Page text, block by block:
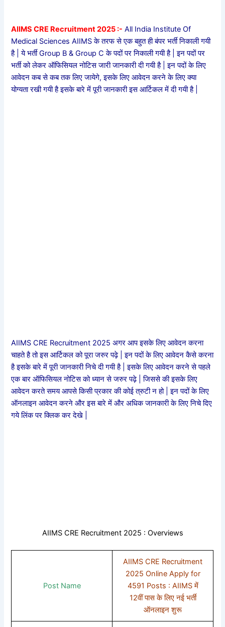
AIIMS CRE Recruitment 2025 :- All India Institute Of
Medical Sciences AIIMS के तरफ से एक बहुत ही बंपर भर्ती निकाली गयी
है | ये भर्ती Group B & Group C के पदों पर निकाली गयी है | इन पदों पर
भर्ती को लेकर ऑफिसियल नोटिस जारी जानकारी दी गयी है | इन पदों के लिए
आवेदन कब से कब तक लिए जायेगे, इसके लिए आवेदन करने के लिए क्या
योग्यता रखी गयी है इसके बारे में पूरी जानकारी इस आर्टिकल में दी गयी है |
AIIMS CRE Recruitment 2025 अगर आप इसके लिए आवेदन करना
चाहते है तो इस आर्टिकल को पूरा जरुर पढ़े | इन पदों के लिए आवेदन कैसे करना
है इसके बारे में पूरी जानकारी निचे दी गयी है | इसके लिए आवेदन करने से पहले
एक बार ऑफिसियल नोटिस को ध्यान से जरुर पढ़े | जिससे की इसके लिए
आवेदन करते समय आपसे किसी प्रकार की कोई त्रुटी न हो | इन पदों के लिए
ऑनलाइन आवेदन करने और इस बारे में और अधिक जानकारी के लिए निचे दिए
गये लिंक पर क्लिक कर देखे |
AIIMS CRE Recruitment 2025 : Overviews
Post Name
AIIMS CRE Recruitment
2025 Online Apply for
4591 Posts : AIIMS में
12वीं पास के लिए नई भर्ती
ऑनलाइन शुरू